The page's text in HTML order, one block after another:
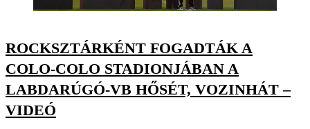
ROCKSZTÁRKÉNT FOGADTÁK A
COLO-COLO STADIONJÁBAN A
LABDARÚGÓ-VB HŐSÉT, VOZINHÁT –
VIDEÓ